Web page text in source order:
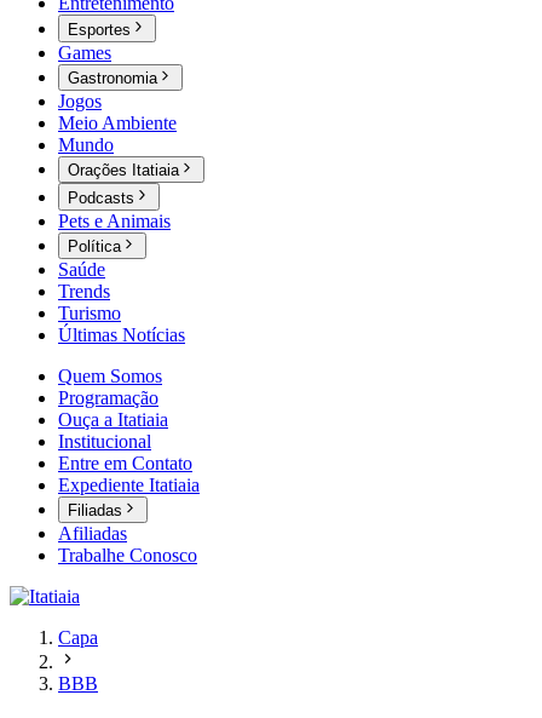
Esportes
Games
Gastronomia
Jogos
Meio Ambiente
Mundo
Orações Itatiaia
Podcasts
Pets e Animais
Política
Saúde
Trends
Turismo
Últimas Notícias
Quem Somos
Programação
Ouça a Itatiaia
Institucional
Entre em Contato
Expediente Itatiaia
Filiadas
Afiliadas
Trabalhe Conosco
Capa
BBB